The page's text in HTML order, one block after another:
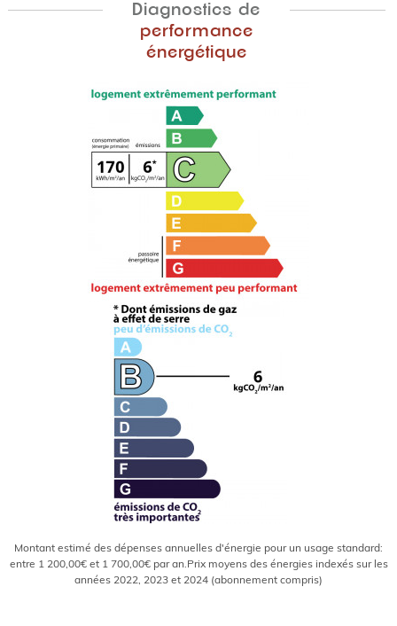
Diagnostics de
performance
énergétique
Montant estimé des dépenses annuelles d'énergie pour un usage standard:
entre 1 200,00€ et 1 700,00€ par an.Prix moyens des énergies indexés sur les
années 2022, 2023 et 2024 (abonnement compris)